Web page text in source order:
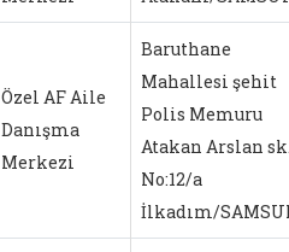
Özel AF Aile
Danışma
Merkezi
Baruthane
Mahallesi şehit
Polis Memuru
Atakan Arslan
No:12/a
İlkadım/